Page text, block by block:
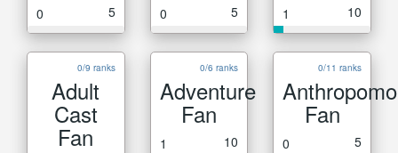
0 5 0 5 1 10
0/9 ranks
Adult
Cast
Fan
0/6 ranks
Adventure
Fan
1 10
0/11 ranks
Fan
0 5